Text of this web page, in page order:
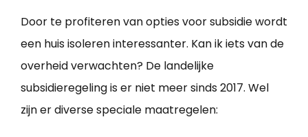
Door te profiteren van opties voor subsidie wordt
een huis isoleren interessanter. Kan ik iets van de
overheid verwachten? De landelijke
subsidieregeling is er niet meer sinds 2017. Wel
zijn er diverse speciale maatregelen: